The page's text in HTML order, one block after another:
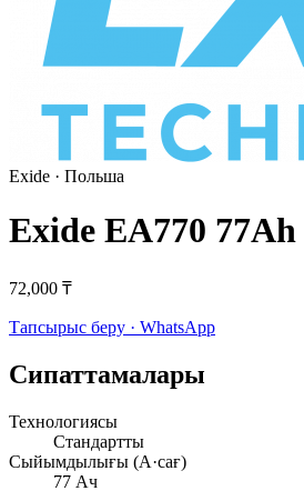
Exide · Польша
Exide EA770 77Ah
72,000 ₸
Тапсырыс беру · WhatsApp
Сипаттамалары
Технологиясы
Стандартты
Сыйымдылығы (А·сағ)
77 Ач